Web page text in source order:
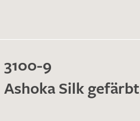
3100-9
Ashoka Silk gefärbt